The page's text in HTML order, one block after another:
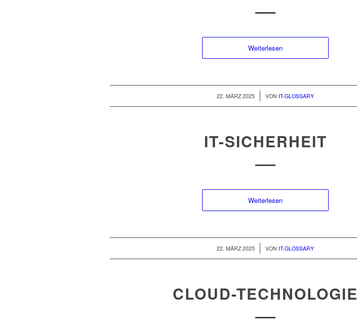
Weiterlesen
22. MÄRZ 2025
/ VON IT-GLOSSARY
IT-SICHERHEIT
Weiterlesen
22. MÄRZ 2025
/ VON IT-GLOSSARY
CLOUD-TECHNOLOGIE